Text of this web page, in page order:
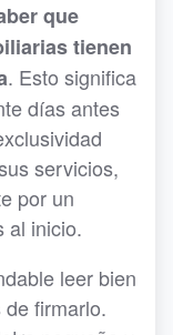
que
tienen
. Esto significa
días antes
servicios,
por un
al inicio.
leer bien
firmarlo.